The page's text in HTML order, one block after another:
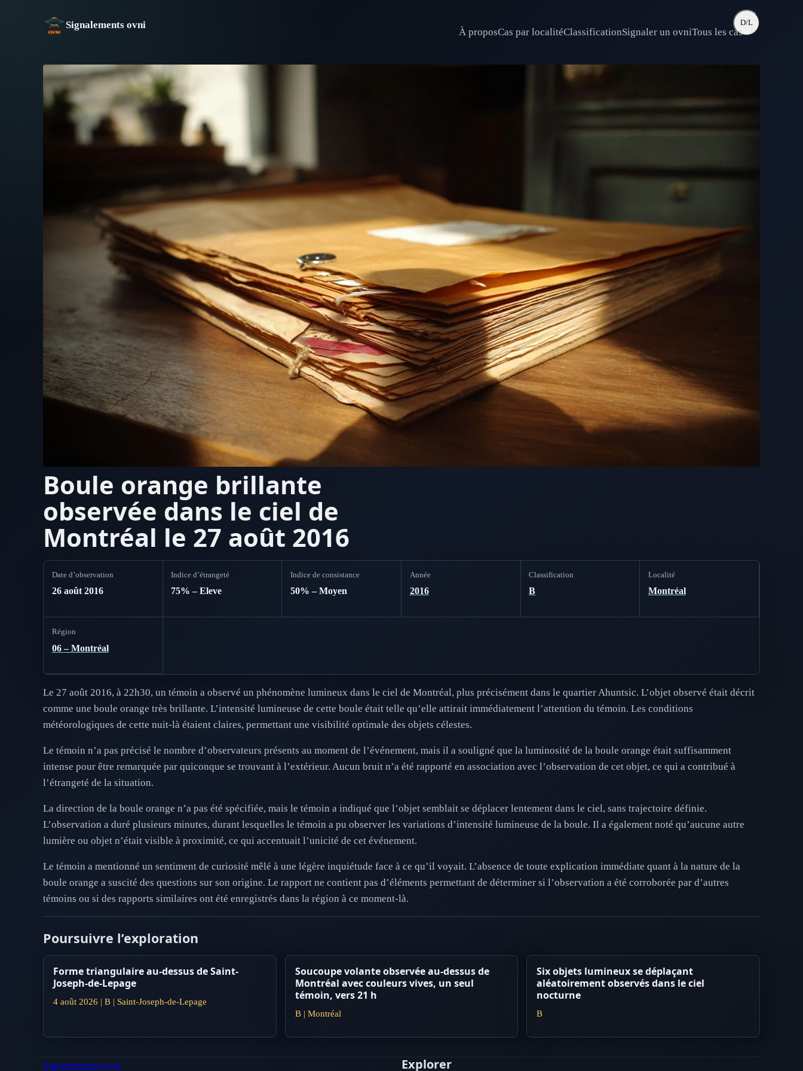
Signalements ovni
À proposCas par localitéClassificationSignaler un ovniTous les cas
D/L
Boule orange brillante
observée dans le ciel de
Montréal le 27 août 2016
Date d’observation
26 août 2016
Indice d’étrangeté
75% – Eleve
Indice de consistance
50% – Moyen
Année
2016
Classification
B
Localité
Montréal
Région
06 – Montréal
Le 27 août 2016, à 22h30, un témoin a observé un phénomène lumineux dans le ciel de Montréal, plus précisément dans le quartier Ahuntsic. L’objet observé était décrit
comme une boule orange très brillante. L’intensité lumineuse de cette boule était telle qu’elle attirait immédiatement l’attention du témoin. Les conditions
météorologiques de cette nuit-là étaient claires, permettant une visibilité optimale des objets célestes.
Le témoin n’a pas précisé le nombre d’observateurs présents au moment de l’événement, mais il a souligné que la luminosité de la boule orange était suffisamment
intense pour être remarquée par quiconque se trouvant à l’extérieur. Aucun bruit n’a été rapporté en association avec l’observation de cet objet, ce qui a contribué à
l’étrangeté de la situation.
La direction de la boule orange n’a pas été spécifiée, mais le témoin a indiqué que l’objet semblait se déplacer lentement dans le ciel, sans trajectoire définie.
L’observation a duré plusieurs minutes, durant lesquelles le témoin a pu observer les variations d’intensité lumineuse de la boule. Il a également noté qu’aucune autre
lumière ou objet n’était visible à proximité, ce qui accentuait l’unicité de cet événement.
Le témoin a mentionné un sentiment de curiosité mêlé à une légère inquiétude face à ce qu’il voyait. L’absence de toute explication immédiate quant à la nature de la
boule orange a suscité des questions sur son origine. Le rapport ne contient pas d’éléments permettant de déterminer si l’observation a été corroborée par d’autres
témoins ou si des rapports similaires ont été enregistrés dans la région à ce moment-là.
Poursuivre l’exploration
Forme triangulaire au-dessus de Saint-
Joseph-de-Lepage
4 août 2026 | B | Saint-Joseph-de-Lepage
Soucoupe volante observée au-dessus de
Montréal avec couleurs vives, un seul
témoin, vers 21 h
B | Montréal
Six objets lumineux se déplaçant
aléatoirement observés dans le ciel
nocturne
B
Signalements ovni Explorer